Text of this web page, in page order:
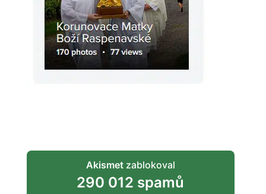
Akismetzablokoval
290 012 spamů